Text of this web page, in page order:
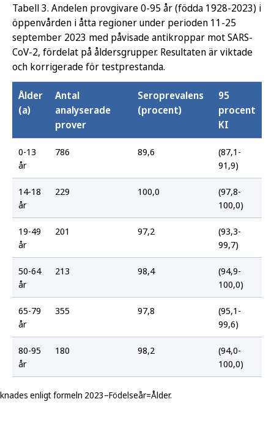
Tabell 3. Andelen provgivare 0-95 år (födda 1928-2023) i
öppenvården i åtta regioner under perioden 11-25
september 2023 med påvisade antikroppar mot SARS-
CoV-2, fördelat på åldersgrupper. Resultaten är viktade
och korrigerade för testprestanda.
Ålder
(a)
Antal
analyserade
prover
Seroprevalens
(procent)
95
procent
KI
0-13
år
786 89,6
(87,1-
91,9)
14-18
år
229 100,0
(97,8-
100,0)
19-49
år
201 97,2
(93,3-
99,7)
50-64
år
213 98,4
(94,9-
100,0)
65-79
år
355 97,8
(95,1-
99,6)
80-95
år
180 98,2
(94,0-
100,0)
enligt formeln 2023–Födelseår=Ålder.